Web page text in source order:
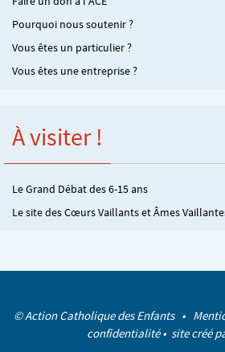
Pourquoi nous soutenir ?
Vous êtes un particulier ?
Vous êtes une entreprise ?
À visiter !
Le Grand Débat des 6-15 ans
Le site des Cœurs Vaillants et Âmes
© Action Catholique des Enfants •
confidentialité• site créé